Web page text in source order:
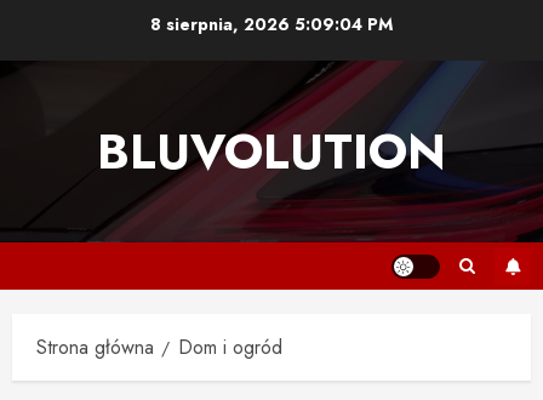
8 sierpnia, 2026 5:09:05 PM
BLUVOLUTION
Strona główna Dom i ogród